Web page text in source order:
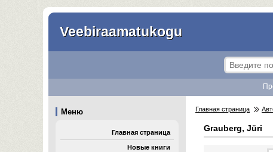
Veebiraamatukogu
Меню
Главная страница
Новые книги
Главная страница
Grauberg, Jüri